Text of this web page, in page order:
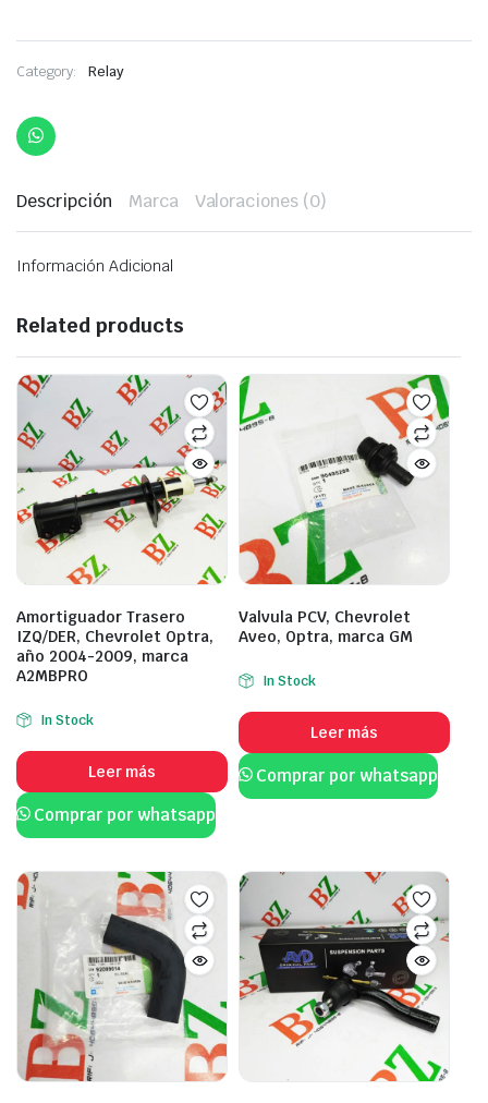
Category: Relay
Descripción Marca Valoraciones (0)
Información Adicional
Related products
Amortiguador Trasero
IZQ/DER, Chevrolet Optra,
año 2004-2009, marca
A2MBPRO
In Stock
Leer más
Comprar por whatsapp
Valvula PCV, Chevrolet
Aveo, Optra, marca GM
In Stock
Leer más
Comprar por whatsapp